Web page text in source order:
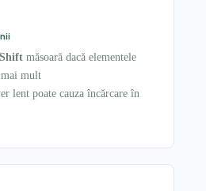
măsoară dacă elementele
mai mult
lent poate cauza încărcare în